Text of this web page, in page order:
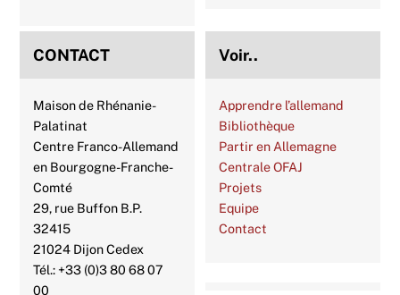
CONTACT
Maison de Rhénanie-
Palatinat
Centre Franco-Allemand
en Bourgogne-Franche-
Comté
29, rue Buffon B.P.
32415
21024 Dijon Cedex
Tél.: +33 (0)3 80 68 07
00
Voir..
Apprendre l’allemand
Bibliothèque
Partir en Allemagne
Centrale OFAJ
Projets
Equipe
Contact